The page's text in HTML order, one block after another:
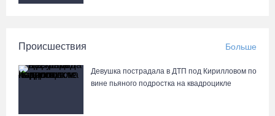
Происшествия Больше
Девушка пострадала в ДТП под Кирилловом по
вине пьяного подростка на квадроцикле